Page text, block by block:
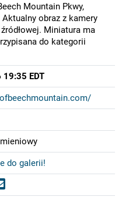
Mountain Pkwy,
obraz z kamery
Miniatura ma
do kategorii
EDT
do galerii!